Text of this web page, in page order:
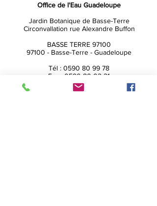
Office de l'Eau Guadeloupe
Jardin Botanique de Basse-Terre
Circonvallation rue Alexandre Buffon
BASSE TERRE 97100
97100 - Basse-Terre - Guadeloupe
Tél : 0590 80 99 78
Fax : 0590 80 02 21
contact@oe971.fr